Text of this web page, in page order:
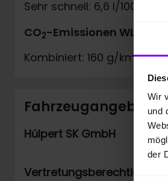
Wir
und
der
Sehr schnell: 6,6 l/100km
CO2-Emissionen WLTP
Kombiniert: 160 g/km
Fahrzeugangebot
Hülpert SK GmbH
Vertretungsberechtigt: